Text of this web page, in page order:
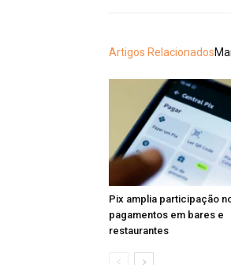
Artigos Relacionados
Pix amplia participação
pagamentos em bares e
restaurantes